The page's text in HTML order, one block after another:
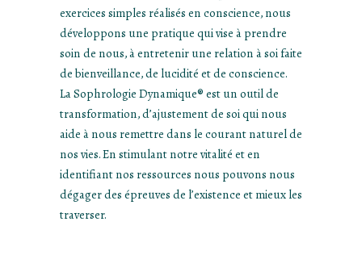
exercices simples réalisés en conscience, nous
développons une pratique qui vise à prendre
soin de nous, à entretenir une relation à soi faite
de bienveillance, de lucidité et de conscience.
La Sophrologie Dynamique® est un outil de
transformation, d’ajustement de soi qui nous
aide à nous remettre dans le courant naturel de
nos vies. En stimulant notre vitalité et en
identifiant nos ressources nous pouvons nous
dégager des épreuves de l’existence et mieux les
traverser.